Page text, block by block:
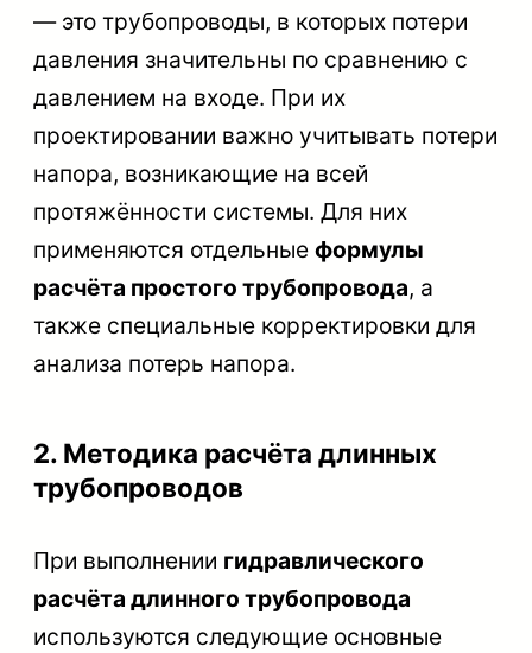
— это трубопроводы, в которых потери
давления значительны по сравнению с
давлением на входе. При их
проектировании важно учитывать потери
напора, возникающие на всей
протяжённости системы. Для них
применяются отдельные формулы
расчёта простого трубопровода, а
также специальные корректировки для
анализа потерь напора.
2. Методика расчёта длинных
трубопроводов
При выполнении гидравлического
расчёта длинного трубопровода
используются следующие основные